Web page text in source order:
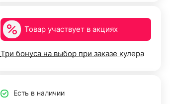
Товар участвует в акциях
Три бонуса на выбор при заказе кулера
Есть в наличии